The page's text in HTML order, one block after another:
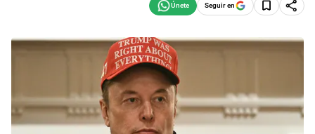
Seguir en